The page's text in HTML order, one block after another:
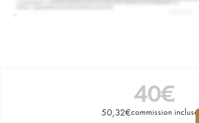
40€
50,32€commission incluse